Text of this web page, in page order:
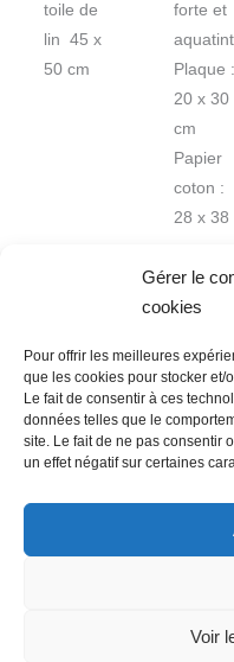
Gérer le
cookies
Pour offrir les meilleures
que les cookies pour stocker
Le fait de consentir à ces
données telles que le
site. Le fait de ne pas consentir
un effet négatif sur certaines
Voir
toile de
lin 45 x
50 cm
forte et
Plaque :
20 x 30
cm
Papier
coton :
28 x 38
Nous contacter
Politique de confidentialité